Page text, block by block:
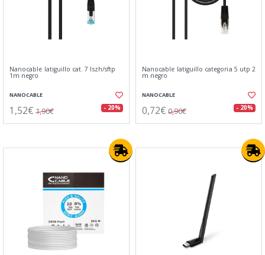
Nanocable latiguillo cat. 7 lszh/sftp
1m negro
NANOCABLE
1,52€ 1,90€ - 20%
Nanocable latiguillo categoria 5 utp 2
m negro
NANOCABLE
0,72€ 0,90€ - 20%